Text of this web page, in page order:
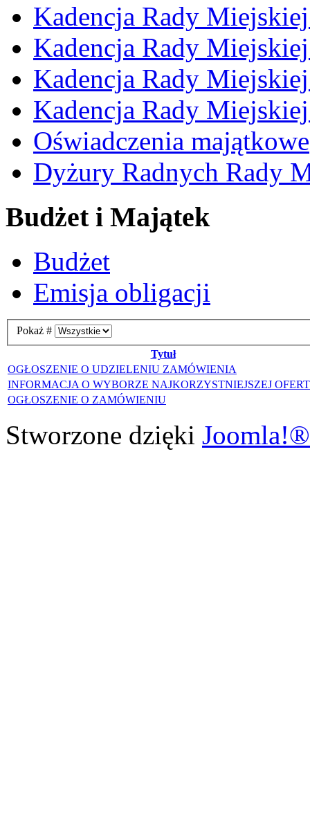
Kadencja Rady
Kadencja Rady
Kadencja Rady
Kadencja Rady
Oświadczenia majątkowe
Dyżury Radnych Rady
Budżet i Majątek
Budżet
Emisja obligacji
Pokaż #
Tytuł
OGŁOSZENIE O UDZIELENIU ZAMÓWIENIA
INFORMACJA O WYBORZE NAJKORZYSTNIEJSZEJ
OGŁOSZENIE O ZAMÓWIENIU
Stworzone dzięki Joomla!®